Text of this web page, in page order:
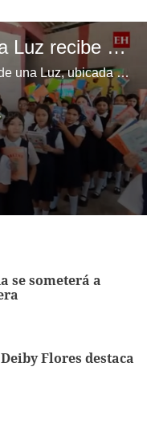
Escuela Enciende una Luz recibe cuadernos Quick, gracias a la Maratón del Saber
Los niños de la escuela Enciende una Luz, ubicada en la colonia Altos de Santa Rosa, al sur de Tegucigalpa, recibieron cuadernos Quick como parte de la Campaña Maratón del Saber.
se someterá a
Flores destaca